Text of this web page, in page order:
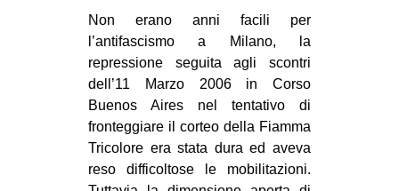
Non erano anni facili per
l’antifascismo a Milano, la
repressione seguita agli scontri
dell’11 Marzo 2006 in Corso
Buenos Aires nel tentativo di
fronteggiare il corteo della Fiamma
Tricolore era stata dura ed aveva
reso difficoltose le mobilitazioni.